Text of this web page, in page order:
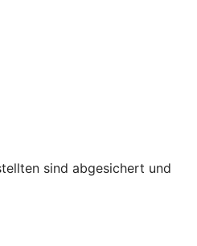
sind abgesichert und